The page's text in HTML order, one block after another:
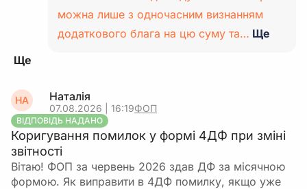
можна лише з одночасним визнанням
додаткового блага на цю суму та… Ще
НА Наталія
07.08.2026 | 16:19ФОП
ВІДПОВІДЬ НАДАНО
Коригування помилок у формі 4ДФ при зміні
звітності
Вітаю! ФОП за червень 2026 здав ДФ за місячною
формою. Як виправити в 4ДФ помилку, якщо уже